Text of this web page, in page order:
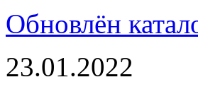
Обновлён
23.01.2022